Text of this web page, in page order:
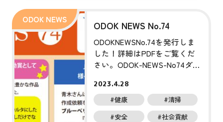
ODOK NEWS No.74
ODOKNEWSNo.74を発行しま
した！詳細はPDFをご覧くだ
さい。ODOK-NEWS-No74ダウ
2023.4.28
#健康
#清掃
#安全
#社会貢献